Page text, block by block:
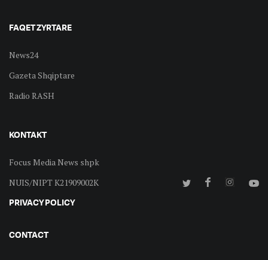
FAQET ZYRTARE
News24
Gazeta Shqiptare
Radio RASH
KONTAKT
Focus Media News shpk
NUIS/NIPT K21909002K
PRIVACY POLICY
CONTACT